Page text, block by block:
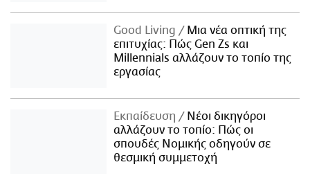
Good Living
Μια νέα οπτική της
επιτυχίας: Πώς Gen Zs και
Millennials αλλάζουν το τοπίο της
εργασίας
Εκπαίδευση
Νέοι δικηγόροι
αλλάζουν το τοπίο: Πώς οι
σπουδές Νομικής οδηγούν σε
θεσμική συμμετοχή